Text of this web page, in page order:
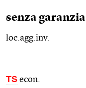
senza garanzia
loc.agg.inv.
TS econ.